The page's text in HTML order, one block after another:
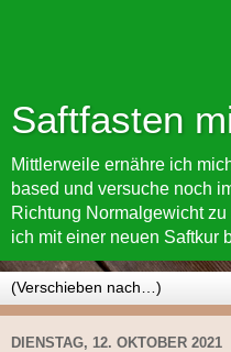
Saftfasten
Mittlerweile ernähre ich
based und versuche noch
Richtung Normalgewicht
ich mit einer neuen Saftkur
DIENSTAG, 12. OKTOBER 2021